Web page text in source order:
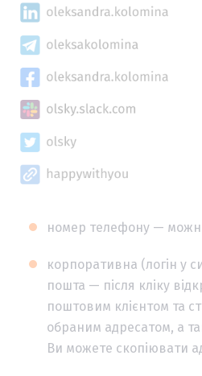
номер телефону —
корпоративна (логін у
пошта — після кліку
поштовим клієнтом та
обраним адресатом, а
Ви можете скопіювати